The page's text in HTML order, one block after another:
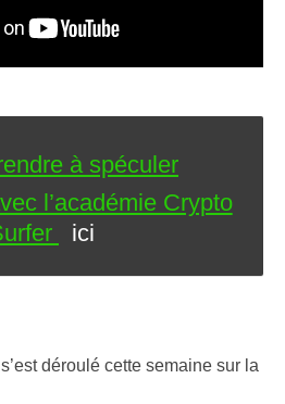
à spéculer
l’académie Crypto
ici
déroulé cette semaine sur la